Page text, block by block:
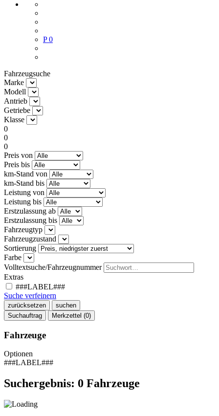
P 0
Fahrzeugsuche
Marke
Modell
Antrieb
Getriebe
Klasse
0
0
0
Preis von
Preis bis
km-Stand von
km-Stand bis
Leistung von
Leistung bis
Erstzulassung ab
Erstzulassung bis
Fahrzeugtyp
Fahrzeugzustand
Sortierung
Farbe
Volltextsuche/Fahrzeugnummer
Extras
###LABEL###
Suche verfeinern
zurücksetzen
suchen
Suchauftrag
Merkzettel (0)
Fahrzeuge
Optionen
###LABEL###
Suchergebnis: 0 Fahrzeuge